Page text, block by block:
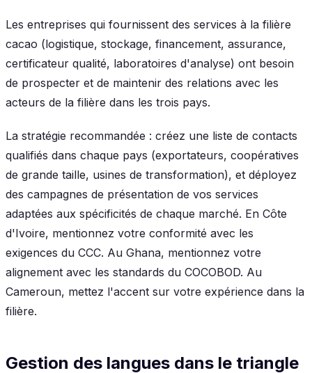
Les entreprises qui fournissent des services à la filière
cacao (logistique, stockage, financement, assurance,
certificateur qualité, laboratoires d'analyse) ont besoin
de prospecter et de maintenir des relations avec les
acteurs de la filière dans les trois pays.
La stratégie recommandée : créez une liste de contacts
qualifiés dans chaque pays (exportateurs, coopératives
de grande taille, usines de transformation), et déployez
des campagnes de présentation de vos services
adaptées aux spécificités de chaque marché. En Côte
d'Ivoire, mentionnez votre conformité avec les
exigences du CCC. Au Ghana, mentionnez votre
alignement avec les standards du COCOBOD. Au
Cameroun, mettez l'accent sur votre expérience dans la
filière.
Gestion des langues dans le triangle